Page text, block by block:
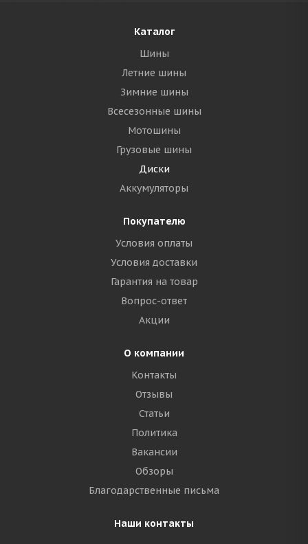
Каталог
Шины
Летние шины
Зимние шины
Всесезонные шины
Мотошины
Грузовые шины
Диски
Аккумуляторы
Покупателю
Условия оплаты
Условия доставки
Гарантия на товар
Вопрос-ответ
Акции
О компании
Контакты
Отзывы
Статьи
Политика
Вакансии
Обзоры
Благодарственные письма
Наши контакты